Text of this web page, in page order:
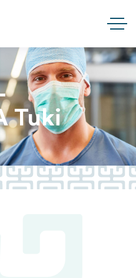
Tuki